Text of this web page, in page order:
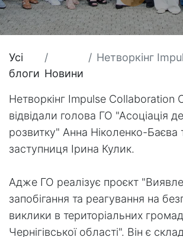
Усі
блоги Новини
Нетворкінг Impulse Collaboration Camp відвідали голова ГО "Асоціація
Нетворкінг Impulse Collaboration
відвідали голова ГО "Асоціація
розвитку" Анна Ніколенко-Баєва
заступниця Ірина Кулик.
Адже ГО реалізує проєкт
запобігання та реагування на
виклики в територіальних
Чернігівської області". Він є